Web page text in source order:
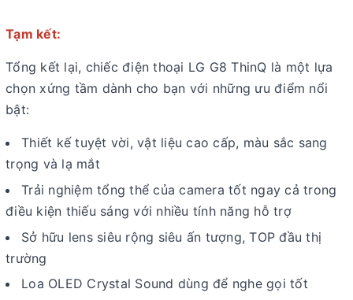
Tạm kết:
Tổng kết lại, chiếc điện thoại LG G8 ThinQ là một lựa
chọn xứng tầm dành cho bạn với những ưu điểm nổi
bật:
Thiết kế tuyệt vời, vật liệu cao cấp, màu sắc sang
trọng và lạ mắt
Trải nghiệm tổng thể của camera tốt ngay cả trong
điều kiện thiếu sáng với nhiều tính năng hỗ trợ
Sở hữu lens siêu rộng siêu ấn tượng, TOP đầu thị
trường
Loa OLED Crystal Sound dùng để nghe gọi tốt